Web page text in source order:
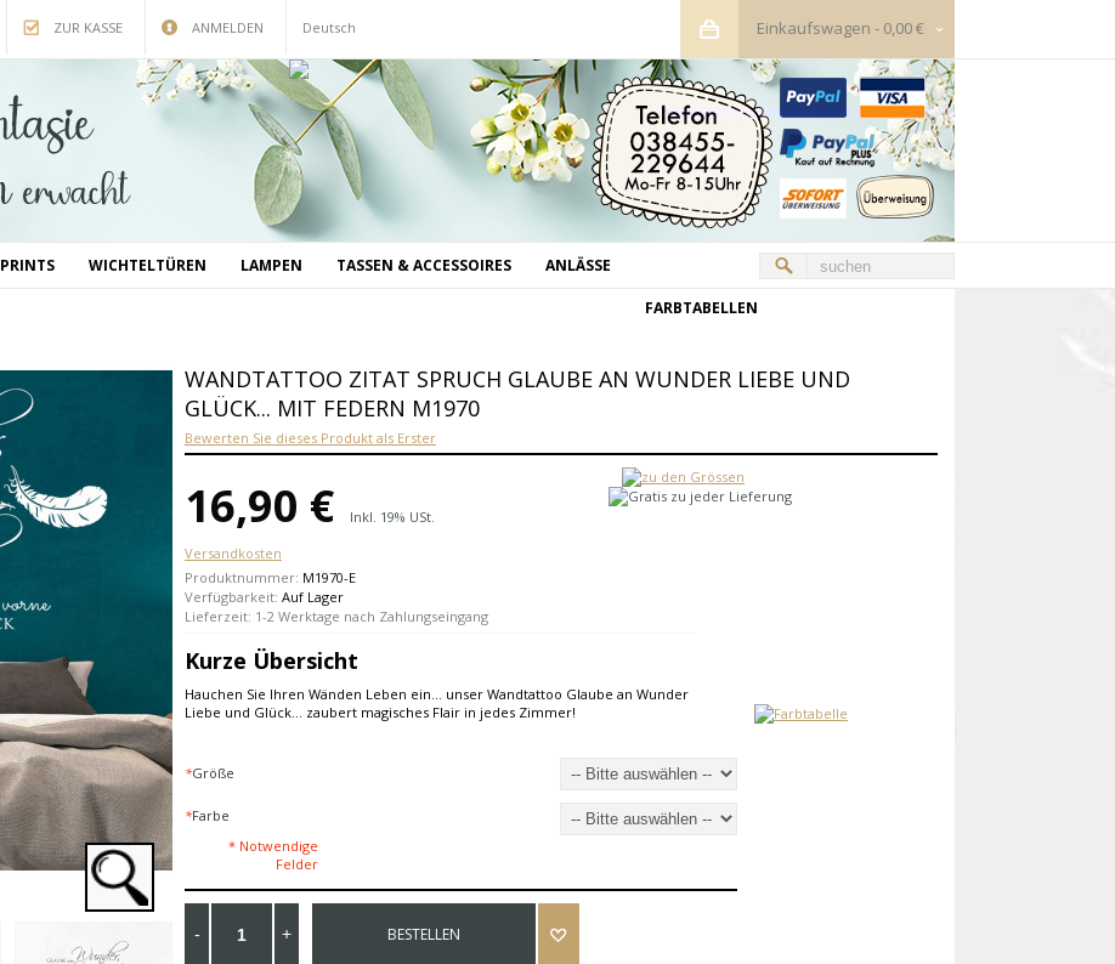
ZUR KASSE ANMELDEN Deutsch Einkaufswagen - 0,00 €
PRINTS WICHTELTÜREN LAMPEN TASSEN & ACCESSOIRES ANLÄSSE
FARBTABELLEN
WANDTATTOO ZITAT SPRUCH GLAUBE AN WUNDER LIEBE UND
GLÜCK... MIT FEDERN M1970
Bewerten Sie dieses Produkt als Erster
16,90 €
Inkl. 19% USt.
Versandkosten
Produktnummer: M1970-E
Verfügbarkeit: Auf Lager
Lieferzeit: 1-2 Werktage nach Zahlungseingang
Kurze Übersicht
Hauchen Sie Ihren Wänden Leben ein... unser Wandtattoo Glaube an Wunder
Liebe und Glück... zaubert magisches Flair in jedes Zimmer!
*Größe
*Farbe
* Notwendige
Felder
BESTELLEN